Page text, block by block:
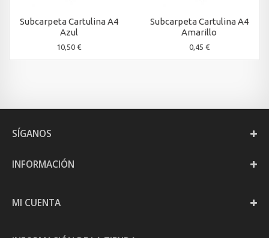
Subcarpeta Cartulina A4
Azul
10,50 €
Subcarpeta Cartulina A4
Amarillo
0,45 €
SÍGANOS
INFORMACIÓN
MI CUENTA